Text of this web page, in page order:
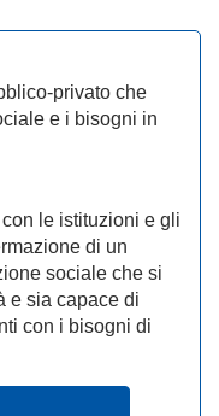
privato che
e i bisogni in
le istituzioni e gli
di un
sociale che si
e sia capace di
con i bisogni di